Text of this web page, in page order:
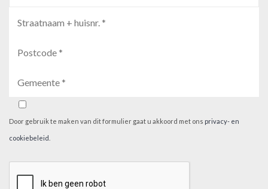
Door gebruik te maken van dit formulier gaat u akkoord met ons privacy- en
cookiebeleid